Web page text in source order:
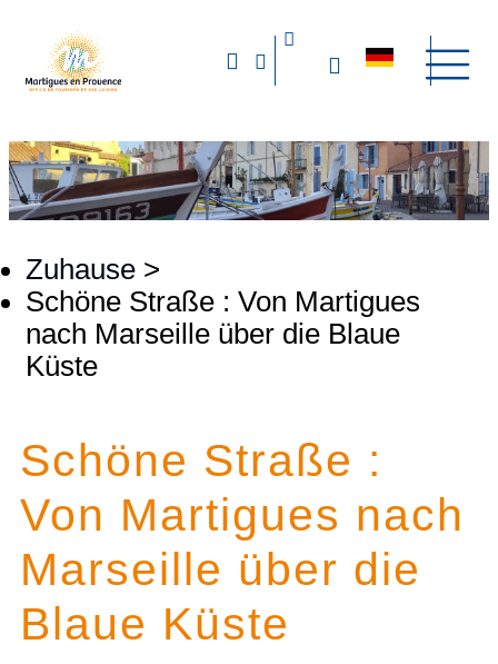
Zuhause >
Schöne Straße : Von Martigues
nach Marseille über die Blaue
Küste
Schöne Straße :
Von Martigues nach
Marseille über die
Blaue Küste